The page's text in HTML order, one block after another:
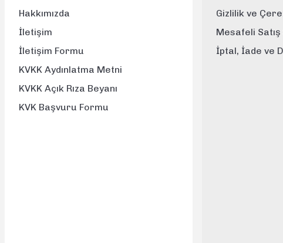
Hakkımızda
İletişim
İletişim Formu
KVKK Aydınlatma Metni
KVKK Açık Rıza Beyanı
KVK Başvuru Formu
Gizlilik ve
Mesafeli
İptal, İade ve